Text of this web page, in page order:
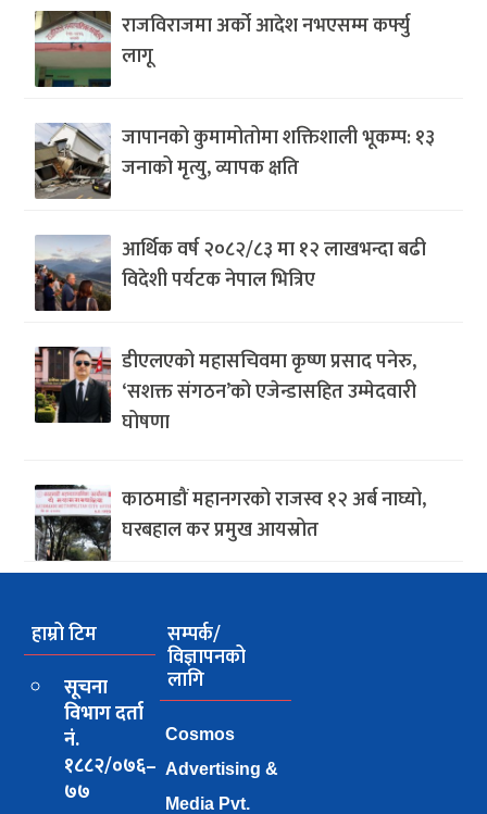
राजविराजमा अर्को आदेश नभएसम्म कर्फ्यु
लागू
जापानको कुमामोतोमा शक्तिशाली भूकम्प: १३
जनाको मृत्यु, व्यापक क्षति
आर्थिक वर्ष २०८२/८३ मा १२ लाखभन्दा बढी
विदेशी पर्यटक नेपाल भित्रिए
डीएलएको महासचिवमा कृष्ण प्रसाद पनेरु,
‘सशक्त संगठन’को एजेन्डासहित उम्मेदवारी
घोषणा
काठमाडौं महानगरको राजस्व १२ अर्ब नाघ्यो,
घरबहाल कर प्रमुख आयस्रोत
हाम्रो टिम
सूचना
विभाग दर्ता
नं.
१८८२/०७६–
७७
सम्पर्क/
विज्ञापनको
लागि
Cosmos
Advertising &
Media Pvt.